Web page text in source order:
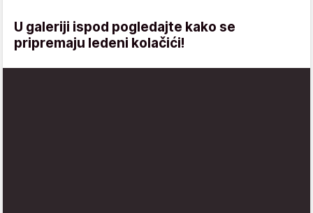
U galeriji ispod pogledajte kako se
pripremaju ledeni kolačići!